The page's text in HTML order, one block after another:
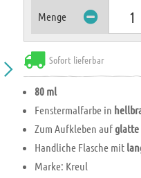
Menge
Sofort lieferbar
80 ml
Fenstermalfarbe in
Zum Aufkleben aufglatte
Handliche Flasche mit
Marke: Kreul